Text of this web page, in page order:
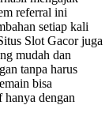
referral ini
setiap kali
Slot Gacor juga
mudah dan
tanpa harus
bisa
hanya dengan